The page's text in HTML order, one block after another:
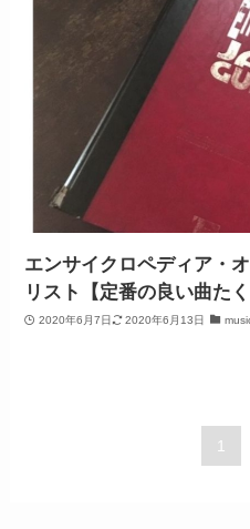
エンサイクロペディア・
リスト【定番の良い曲たく
2020年6月7日 2020年6月13日
1